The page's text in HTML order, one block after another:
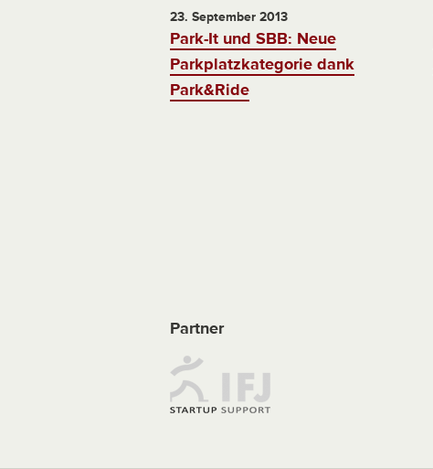
23. September 2013
Park-It und SBB: Neue
Parkplatzkategorie dank
Park&Ride
Partner